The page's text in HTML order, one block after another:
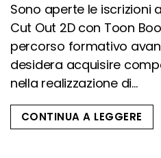
Sono aperte le iscrizioni
Cut Out 2D con Toon
percorso formativo
desidera acquisire
nella realizzazione di...
CONTINUA A LEGGERE